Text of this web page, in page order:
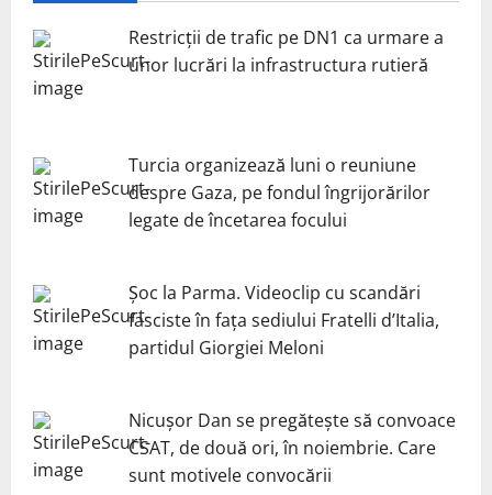
Restricții de trafic pe DN1 ca urmare a
unor lucrări la infrastructura rutieră
Turcia organizează luni o reuniune
despre Gaza, pe fondul îngrijorărilor
legate de încetarea focului
Șoc la Parma. Videoclip cu scandări
fasciste în fața sediului Fratelli d’Italia,
partidul Giorgiei Meloni
Nicuşor Dan se pregăteşte să convoace
CSAT, de două ori, în noiembrie. Care
sunt motivele convocării